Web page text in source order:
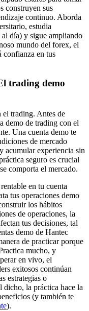
construyen sus
continuo. Aborda
estudia
al día) y sigue ampliando
mundo del forex, el
confianza en tus
trading demo
el trading. Antes de
demo de trading con el
Una cuenta demo te
de mercado
acumular experiencia sin
seguro es crucial
comporta el mercado.
en tu cuenta
tus operaciones demo
los hábitos
de operaciones, la
tus decisiones, tal
demo de Hantec
de practicar porque
mucho, y
en vivo, el
exitosos continúan
estrategias o
dicho, la práctica hace la
(y también te
).